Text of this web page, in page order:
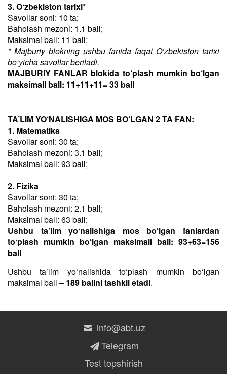
3. O‘zbekiston tarixi*
Savollar soni: 10 ta;
Baholash mezoni: 1.1 ball;
Maksimal ball: 11 ball;
* Majburiy blokning ushbu fanida faqat O‘zbekiston tarixi
bo‘yicha savollar beriladi.
MAJBURIY FANLAR blokida to‘plash mumkin bo‘lgan
maksimall ball: 11+11+11= 33 ball
TA’LIM YO‘NALISHIGA MOS BO‘LGAN 2 TA FAN:
1. Matematika
Savollar soni: 30 ta;
Baholash mezoni: 3.1 ball;
Maksimal ball: 93 ball;
2. Fizika
Savollar soni: 30 ta;
Baholash mezoni: 2.1 ball;
Maksimal ball: 63 ball;
Ushbu ta’lim yo‘nalishiga mos bo‘lgan fanlardan
to‘plash mumkin bo‘lgan maksimall ball: 93+63=156
ball
Ushbu taʼlim yo‘nalishida to‘plash mumkin bo‘lgan
maksimal ball – 189 ballni tashkil etadi.
info@abt.uz
Telegram
Test topshirish